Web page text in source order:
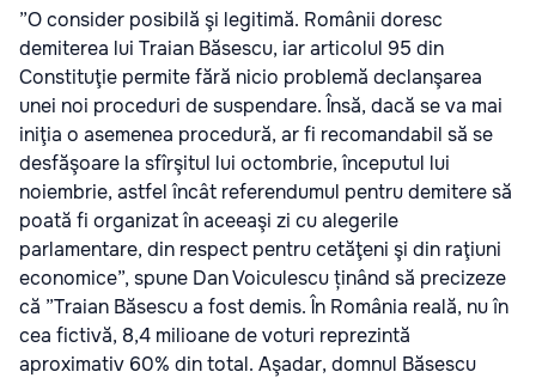
”O consider posibilă şi legitimă. Românii doresc
demiterea lui Traian Băsescu, iar articolul 95 din
Constituţie permite fără nicio problemă declanşarea
unei noi proceduri de suspendare. Însă, dacă se va mai
iniţia o asemenea procedură, ar fi recomandabil să se
desfăşoare la sfîrşitul lui octombrie, începutul lui
noiembrie, astfel încât referendumul pentru demitere să
poată fi organizat în aceeaşi zi cu alegerile
parlamentare, din respect pentru cetăţeni şi din raţiuni
economice”, spune Dan Voiculescu ținând să precizeze
că ”Traian Băsescu a fost demis. În România reală, nu în
cea fictivă, 8,4 milioane de voturi reprezintă
aproximativ 60% din total. Aşadar, domnul Băsescu